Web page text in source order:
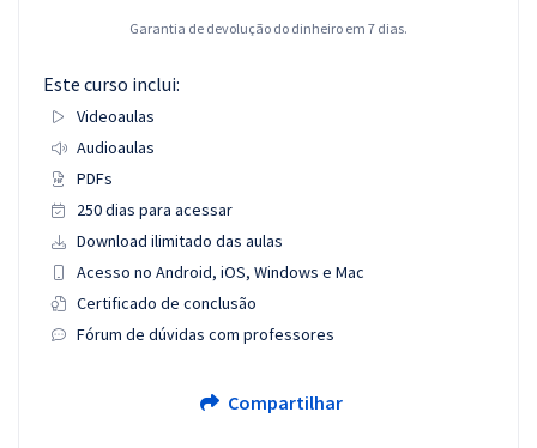
Garantia de devolução do dinheiro em 7 dias.
Este curso inclui:
Videoaulas
Audioaulas
PDFs
250 dias para acessar
Download ilimitado das aulas
Acesso no Android, iOS, Windows e Mac
Certificado de conclusão
Fórum de dúvidas com professores
Compartilhar